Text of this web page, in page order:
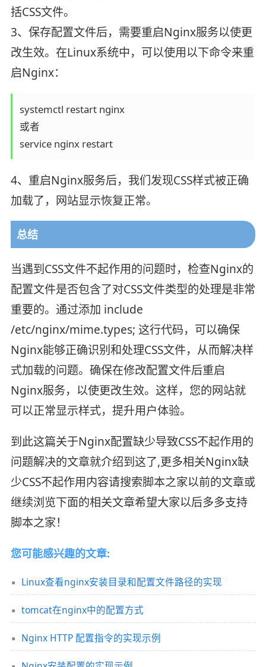
括CSS文件。
3、保存配置文件后，需要重启Nginx服务以使更
改生效。在Linux系统中，可以使用以下命令来重
启Nginx：
systemctl restart nginx
或者
service nginx restart
4、重启Nginx服务后，我们发现CSS样式被正确
加载了，网站显示恢复正常。
总结
当遇到CSS文件不起作用的问题时，检查Nginx的
配置文件是否包含了对CSS文件类型的处理是非常
重要的。通过添加 include
/etc/nginx/mime.types; 这行代码，可以确保
Nginx能够正确识别和处理CSS文件，从而解决样
式加载的问题。确保在修改配置文件后重启
Nginx服务，以使更改生效。这样，您的网站就
可以正常显示样式，提升用户体验。
到此这篇关于Nginx配置缺少导致CSS不起作用的
问题解决的文章就介绍到这了,更多相关Nginx缺
少CSS不起作用内容请搜索脚本之家以前的文章或
继续浏览下面的相关文章希望大家以后多多支持
脚本之家！
您可能感兴趣的文章:
Linux查看nginx安装目录和配置文件路径的实现
tomcat在nginx中的配置方式
Nginx HTTP 配置指令的实现示例